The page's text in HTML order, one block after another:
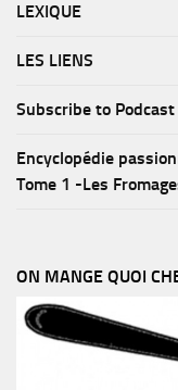
LEXIQUE
LES LIENS
Subscribe to Podcast
Encyclopédie
Tome 1 -Les
ON MANGE QUOI